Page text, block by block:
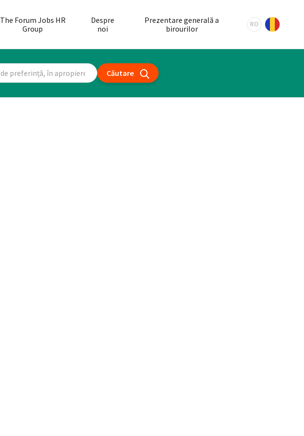
The Forum Jobs HR
Group
Despre
noi
Prezentare generală a
birourilor
RO
Căutare